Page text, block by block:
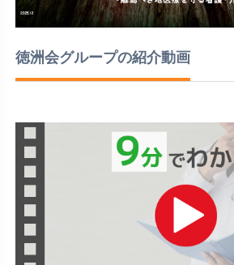
徳洲会グループの紹介動画